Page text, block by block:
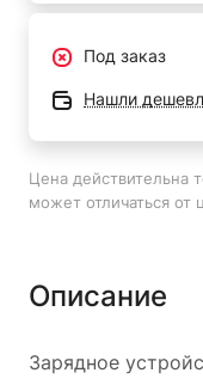
Под заказ
Нашли
Цена действительна
может отличаться от
Описание
Зарядное